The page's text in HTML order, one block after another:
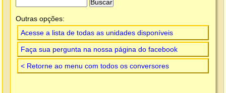
Outras opções:
Acesse a lista de todas as unidades disponíveis
Faça sua pergunta na nossa página do facebook
< Retorne ao menu com todos os conversores